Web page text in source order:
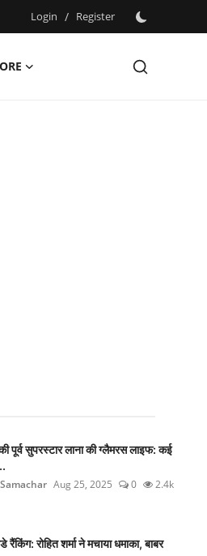
Login / Register
पूर्व सुपरस्टार लाना की ग्लैमरस लाइफ: कई
Aug 25, 2025 0 2.4k
रोहित शर्मा ने मचाया धमाका, बाबर